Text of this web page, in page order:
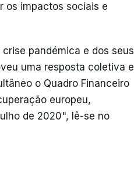
os impactos sociais e
pandémica e dos seus
uma resposta coletiva e
o Quadro Financeiro
europeu,
de 2020", lê-se no